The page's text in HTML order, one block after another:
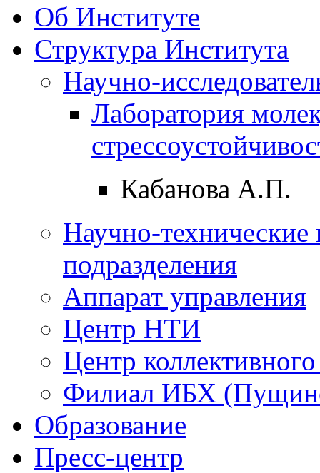
Об Институте
Структура Института
Научно-
Лаборатория
Кабанова А.П.
Научно-технические
подразделения
Аппарат управления
Центр НТИ
Центр
Филиал ИБХ
Образование
Пресс-центр